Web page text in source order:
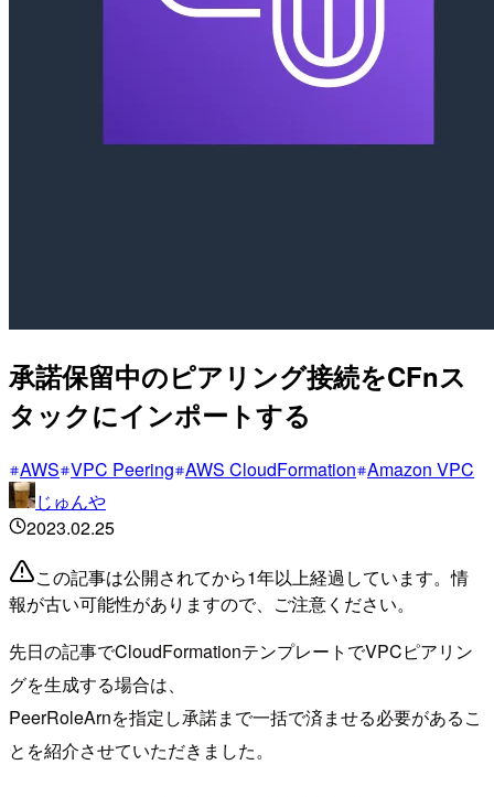
承諾保留中のピアリング接続をCFnス
タックにインポートする
AWS VPC Peering AWS CloudFormation Amazon VPC
じゅんや
2023.02.25
この記事は公開されてから1年以上経過しています。情
報が古い可能性がありますので、ご注意ください。
先日の記事でCloudFormationテンプレートでVPCピアリン
グを生成する場合は、
PeerRoleArnを指定し承諾まで一括で済ませる必要があるこ
とを紹介させていただきました。